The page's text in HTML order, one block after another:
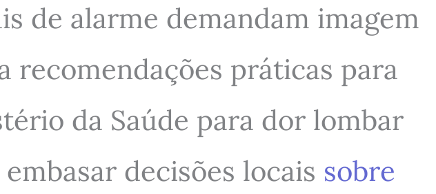
de alarme demandam imagem
recomendações práticas para
da Saúde para dor lombar
decisões locais sobre